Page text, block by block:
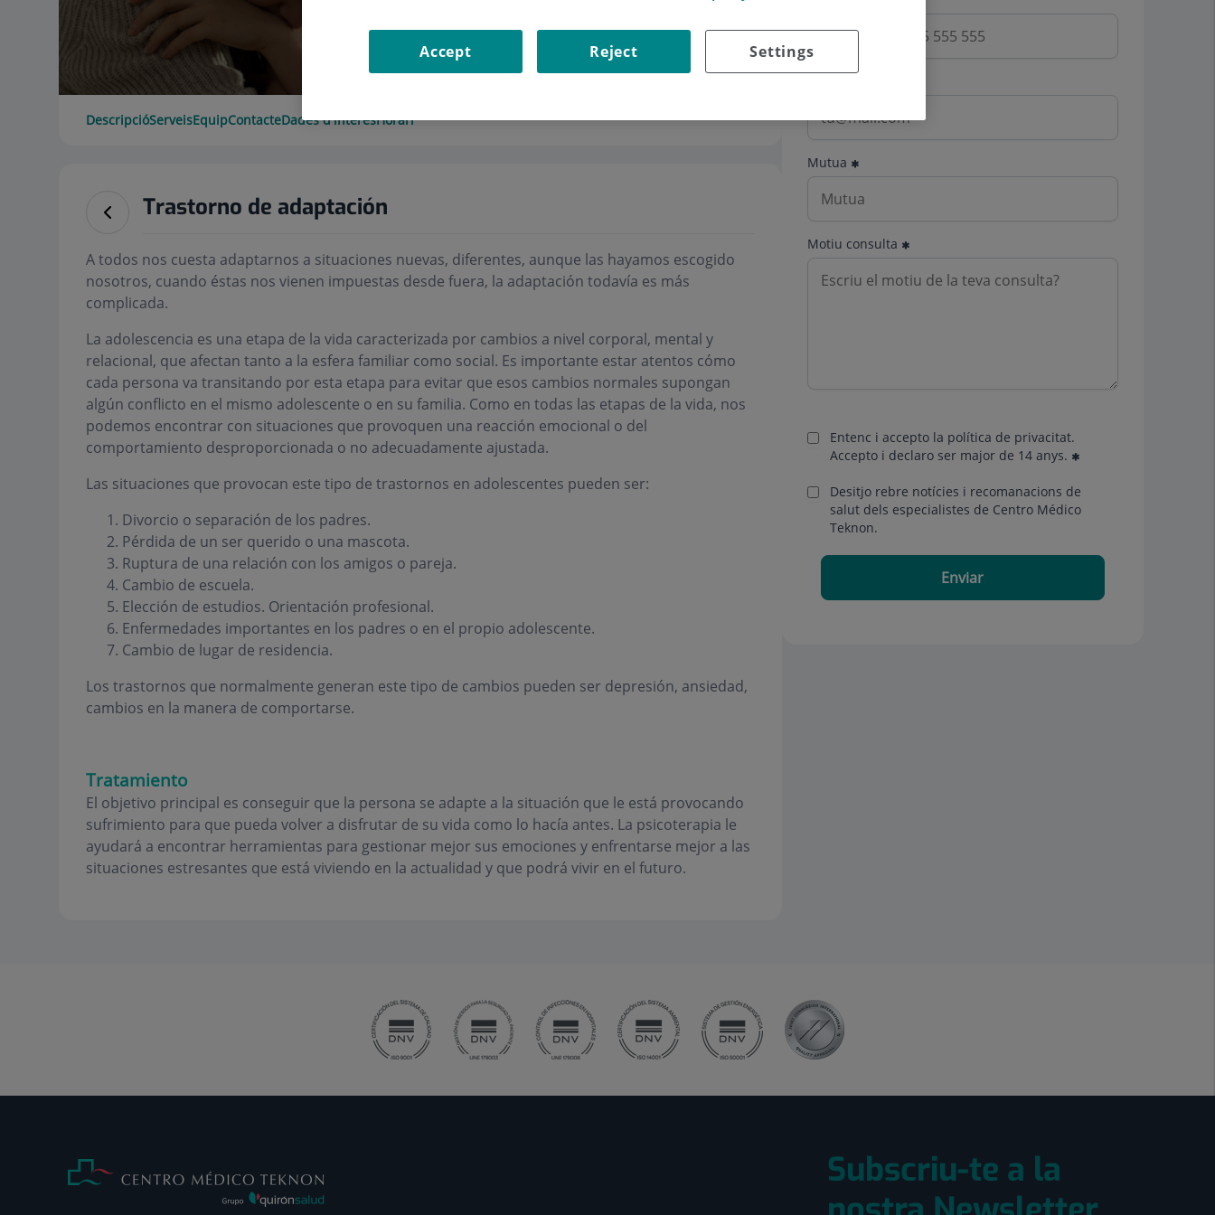
DescripcióServeisEquipContacteDades d'interèsHorari
Trastorno de adaptación
A todos nos cuesta adaptarnos a situaciones nuevas, diferentes, aunque las hayamos escogido
nosotros, cuando éstas nos vienen impuestas desde fuera, la adaptación todavía es más
complicada.
La adolescencia es una etapa de la vida caracterizada por cambios a nivel corporal, mental y
relacional, que afectan tanto a la esfera familiar como social. Es importante estar atentos cómo
cada persona va transitando por esta etapa para evitar que esos cambios normales supongan
algún conflicto en el mismo adolescente o en su familia. Como en todas las etapas de la vida, nos
podemos encontrar con situaciones que provoquen una reacción emocional o del
comportamiento desproporcionada o no adecuadamente ajustada.
Las situaciones que provocan este tipo de trastornos en adolescentes pueden ser:
Divorcio o separación de los padres.
Pérdida de un ser querido o una mascota.
Ruptura de una relación con los amigos o pareja.
Cambio de escuela.
Elección de estudios. Orientación profesional.
Enfermedades importantes en los padres o en el propio adolescente.
Cambio de lugar de residencia.
Los trastornos que normalmente generan este tipo de cambios pueden ser depresión, ansiedad,
cambios en la manera de comportarse.
Tratamiento
El objetivo principal es conseguir que la persona se adapte a la situación que le está provocando
sufrimiento para que pueda volver a disfrutar de su vida como lo hacía antes. La psicoterapia le
ayudará a encontrar herramientas para gestionar mejor sus emociones y enfrentarse mejor a las
situaciones estresantes que está viviendo en la actualidad y que podrá vivir en el futuro.
Mutua
Motiu consulta
Entenc i accepto la política de privacitat.
Accepto i declaro ser major de 14 anys.
Desitjo rebre notícies i recomanacions de
salut dels especialistes de Centro Médico
Teknon.
Enviar
Subscriu-te a la
Settings
Reject
Accept